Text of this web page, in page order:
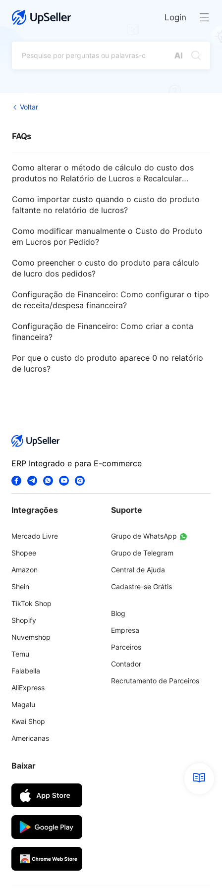
Login
Voltar
FAQs
Como alterar o método de cálculo do custo dos
produtos no Relatório de Lucros e Recalcular
Como importar custo quando o custo do produto
faltante no relatório de lucros?
Como modificar manualmente o Custo do Produto
em Lucros por Pedido?
Como preencher o custo do produto para cálculo
de lucro dos pedidos?
Configuração de Financeiro: Como configurar o tipo
de receita/despesa financeira?
Configuração de Financeiro: Como criar a conta
financeira?
Por que o custo do produto aparece 0 no relatório
de lucros?
ERP Integrado e para E-commerce
Integrações
Mercado Livre
Shopee
Amazon
Shein
TikTok Shop
Shopify
Nuvemshop
Temu
Falabella
AliExpress
Magalu
Kwai Shop
Americanas
Suporte
Grupo de WhatsApp
Grupo de Telegram
Central de Ajuda
Cadastre-se Grátis
Blog
Empresa
Parceiros
Contador
Recrutamento de Parceiros
Baixar